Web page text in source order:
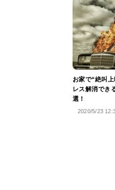
お家で“絶叫
レス解消でき
選！
2020/5/23